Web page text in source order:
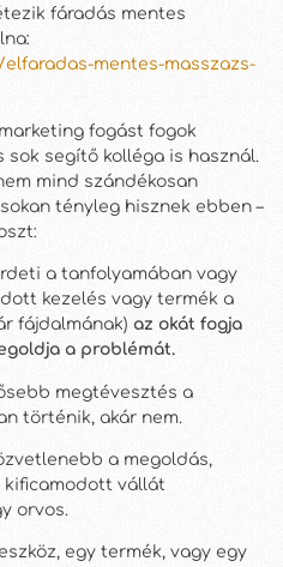
fáradás mentes
mentes-masszazs-
fogást fogok
sok segítő kolléga is használ.
mind szándékosan
tényleg hisznek ebben –
a tanfolyamában vagy
kezelés vagy termék a
fájdalmának) az okát fogja
a problémát.
megtévesztés a
történik, akár nem.
a megoldás,
kificamodott vállát
orvos.
egy termék, vagy egy